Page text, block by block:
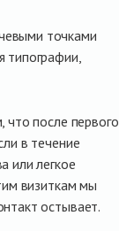
точками
типографии,
что после первого
в течение
или легкое
визиткам мы
остывает.